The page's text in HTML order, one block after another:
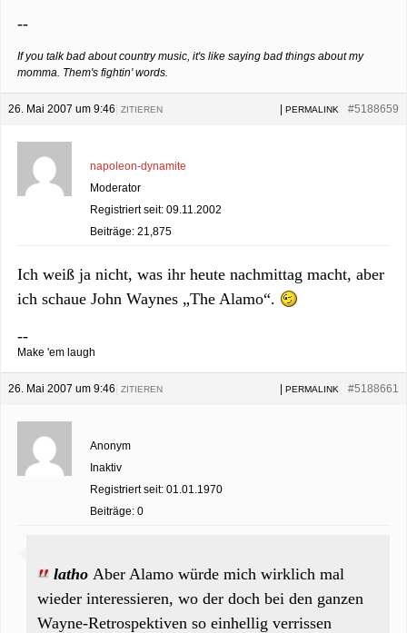
--
If you talk bad about country music, it's like saying bad things about my
momma. Them's fightin' words.
26. Mai 2007 um 9:46 #5188659
PERMALINK
ZITIEREN
napoleon-dynamite
Moderator
Registriert seit: 09.11.2002
Beiträge: 21,875
Ich weiß ja nicht, was ihr heute nachmittag macht, aber
ich schaue John Waynes „The Alamo“.
--
Make 'em laugh
26. Mai 2007 um 9:46 #5188661
PERMALINK
ZITIEREN
Anonym
Inaktiv
Registriert seit: 01.01.1970
Beiträge: 0
latho Aber Alamo würde mich wirklich mal
wieder interessieren, wo der doch bei den ganzen
Wayne-Retrospektiven so einhellig verrissen